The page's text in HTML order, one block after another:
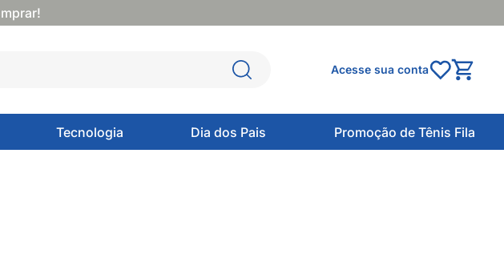
Acesse sua conta
Tecnologia Dia dos Pais Promoção de Tênis Fila